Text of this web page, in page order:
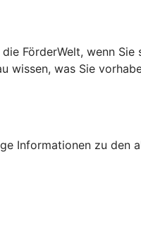
FörderWelt, wenn
wissen, was Sie
Informationen zu den